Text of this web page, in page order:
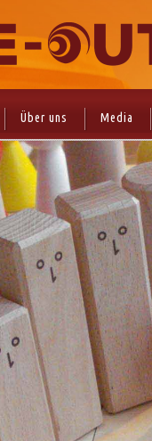
Über uns Media